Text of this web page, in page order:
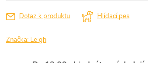
Dotaz k produktu Hlídací pes
Značka: Leigh